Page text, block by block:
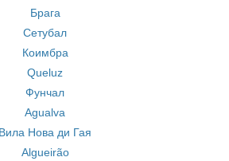
Брага
Сетубал
Коимбра
Queluz
Фунчал
Agualva
Вила Нова ди Гая
Algueirão